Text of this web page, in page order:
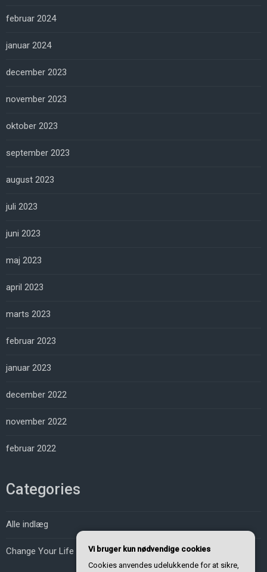
februar 2024
januar 2024
december 2023
november 2023
oktober 2023
september 2023
august 2023
juli 2023
juni 2023
maj 2023
april 2023
marts 2023
februar 2023
januar 2023
december 2022
november 2022
februar 2022
Categories
Alle indlæg
Change Your Life
Vi bruger kun nødvendige cookies
Cookies anvendes udelukkende for at sikre,